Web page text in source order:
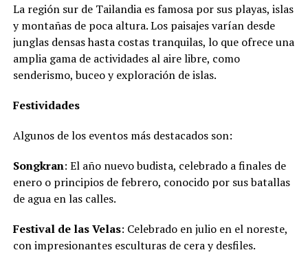
La región sur de Tailandia es famosa por sus playas, islas
y montañas de poca altura. Los paisajes varían desde
junglas densas hasta costas tranquilas, lo que ofrece una
amplia gama de actividades al aire libre, como
senderismo, buceo y exploración de islas.
Festividades
Algunos de los eventos más destacados son:
Songkran: El año nuevo budista, celebrado a finales de
enero o principios de febrero, conocido por sus batallas
de agua en las calles.
Festival de las Velas: Celebrado en julio en el noreste,
con impresionantes esculturas de cera y desfiles.